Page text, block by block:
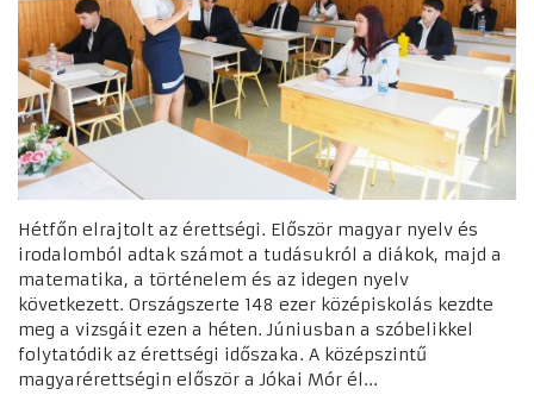
Hétfőn elrajtolt az érettségi. Először magyar nyelv és
irodalomból adtak számot a tudásukról a diákok, majd a
matematika, a történelem és az idegen nyelv
következett. Országszerte 148 ezer középiskolás kezdte
meg a vizsgáit ezen a héten. Júniusban a szóbelikkel
folytatódik az érettségi időszaka. A középszintű
magyarérettségin először a Jókai Mór él...